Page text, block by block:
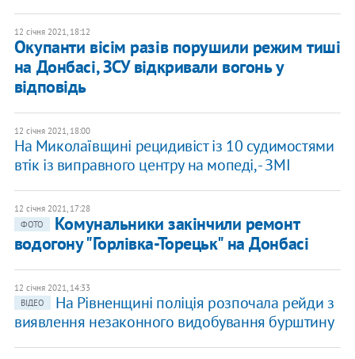
12 січня 2021, 18:12
Окупанти вісім разів порушили режим тиші
на Донбасі, ЗСУ відкривали вогонь у
відповідь
12 січня 2021, 18:00
​На Миколаївщині рецидивіст із 10 судимостями
втік із виправного центру на мопеді, - ЗМІ
12 січня 2021, 17:28
ФОТО
​Комунальники закінчили ремонт
водогону "Горлівка-Торецьк" на Донбасі
12 січня 2021, 14:33
ВІДЕО
На Рівненщині поліція розпочала рейди з
виявлення незаконного видобування бурштину